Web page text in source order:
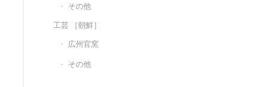
その他
工芸 ［朝鮮］
広州官窯
その他